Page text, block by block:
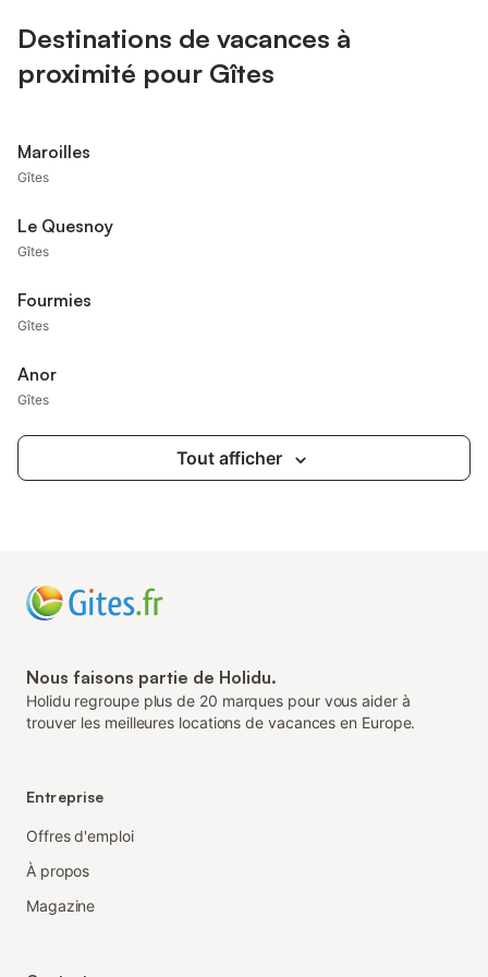
Destinations de vacances à
proximité pour Gîtes
Maroilles
Gîtes
Le Quesnoy
Gîtes
Fourmies
Gîtes
Anor
Gîtes
Tout afficher
Nous faisons partie de Holidu.
Holidu regroupe plus de 20 marques pour vous aider à
trouver les meilleures locations de vacances en Europe.
Entreprise
Offres d'emploi
À propos
Magazine